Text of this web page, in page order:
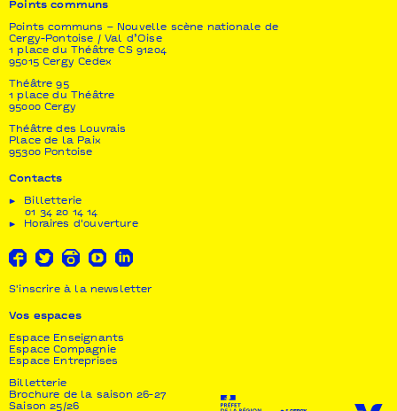
Points communs
Points communs – Nouvelle scène nationale de
Cergy-Pontoise / Val d’Oise
1 place du Théâtre CS 91204
95015 Cergy Cedex
Théâtre 95
1 place du Théâtre
95000 Cergy
Théâtre des Louvrais
Place de la Paix
95300 Pontoise
Contacts
Billetterie
01 34 20 14 14
Horaires d'ouverture
S'inscrire à la newsletter
Vos espaces
Espace Enseignants
Espace Compagnie
Espace Entreprises
Billetterie
Brochure de la saison 26-27
Saison 25/26